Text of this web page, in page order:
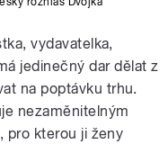
vydavatelka,
jedinečný dar dělat z
na poptávku trhu.
nezaměnitelným
pro kterou ji ženy